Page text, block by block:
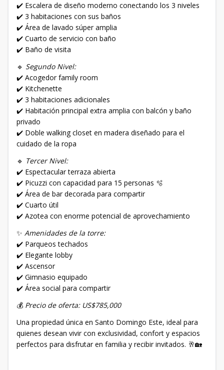
✔️ Escalera de diseño moderno conectando los 3 niveles
✔️ 3 habitaciones con sus baños
✔️ Área de lavado súper amplia
✔️ Cuarto de servicio con baño
✔️ Baño de visita
🔹 Segundo Nivel:
✔️ Acogedor family room
✔️ Kitchenette
✔️ 3 habitaciones adicionales
✔️ Habitación principal extra amplia con balcón y baño
privado
✔️ Doble walking closet en madera diseñado para el
cuidado de la ropa
🔹 Tercer Nivel:
✔️ Espectacular terraza abierta
✔️ Picuzzi con capacidad para 15 personas 🫧
✔️ Área de bar decorada para compartir
✔️ Cuarto útil
✔️ Azotea con enorme potencial de aprovechamiento
✨ Amenidades de la torre:
✔️ Parqueos techados
✔️ Elegante lobby
✔️ Ascensor
✔️ Gimnasio equipado
✔️ Área social para compartir
💰 Precio de oferta: US$785,000
Una propiedad única en Santo Domingo Este, ideal para
quienes desean vivir con exclusividad, confort y espacios
perfectos para disfrutar en familia y recibir invitados. 🥂🏡